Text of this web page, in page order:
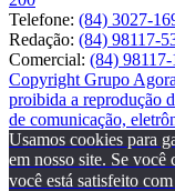
Telefone: (84) 3027-
Redação: (84) 98117-
Comercial: (84)
Copyright Grupo
proibida a reprodução
de comunicação,
Usamos cookies para
em nosso site. Se você
você está satisfeito